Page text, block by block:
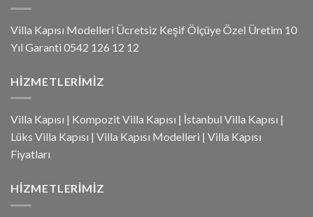
Villa Kapısı Modelleri Ücretsiz Keşif Ölçüye Özel Üretim 10
Yıl Garanti 0542 126 12 12
HIZMETLERIMIZ
Villa Kapısı | Kompozit Villa Kapısı | İstanbul Villa Kapısı |
Lüks Villa Kapısı | Villa Kapısı Modelleri | Villa Kapısı
Fiyatları
HIZMETLERIMIZ